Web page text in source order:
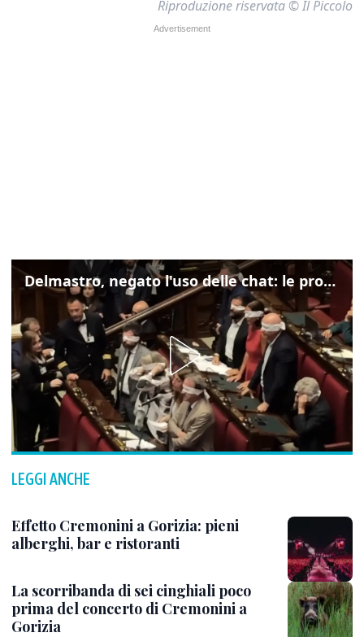
Riproduzione riservata © Il Piccolo
Delmastro, negato l'uso delle chat: le proteste di Avs e M5s
LEGGI ANCHE
Effetto Cremonini a Gorizia: pieni
alberghi, bar e ristoranti
La scorribanda di sei cinghiali poco
prima del concerto di Cremonini a
Gorizia